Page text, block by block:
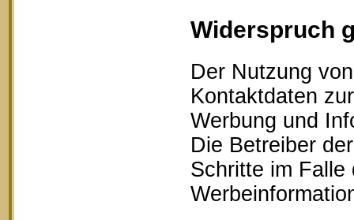
Widerspruch
Der Nutzung
Kontaktdaten
Werbung und
Die Betreiber
Schritte im Falle